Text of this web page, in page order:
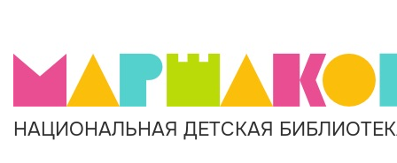
НАЦИОНАЛЬНАЯ ДЕТСКАЯ